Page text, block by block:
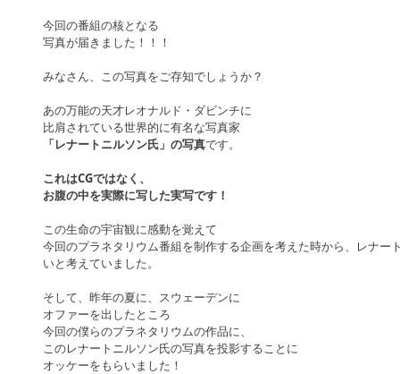
今回の番組の核となる
写真が届きました！！！
みなさん、この写真をご存知でしょうか？
あの万能の天才レオナルド・ダビンチに
比肩されている世界的に有名な写真家
「レナートニルソン氏」の写真です。
これはCGではなく、
お腹の中を実際に写した実写です！
この生命の宇宙観に感動を覚えて
今回のプラネタリウム番組を制作する企画を考えた時から、レナー
いと考えていました。
そして、昨年の夏に、スウェーデンに
オファーを出したところ
今回の僕らのプラネタリウムの作品に、
このレナートニルソン氏の写真を投影することに
オッケーをもらいました！